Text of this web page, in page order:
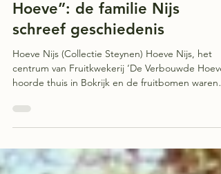
Fruitkwekerij “De Verbouwde
Hoeve”: de familie Nijs
schreef geschiedenis
Hoeve Nijs (Collectie Steynen) Hoeve Nijs, het
hoorde thuis in Bokrijk en de fruitbomen waren
geworteld in de Edegemse grond. Vandaag is de
uitgetrokken. Maar niet in onze herinneringen. Dit
verhaal is een deel van het volledige historische